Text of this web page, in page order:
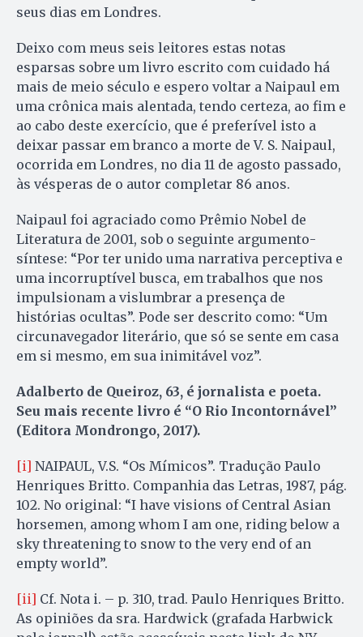
seus dias em Londres.
Deixo com meus seis leitores estas notas
esparsas sobre um livro escrito com cuidado há
mais de meio século e espero voltar a Naipaul em
uma crônica mais alentada, tendo certeza, ao fim e
ao cabo deste exercício, que é preferível isto a
deixar passar em branco a morte de V. S. Naipaul,
ocorrida em Londres, no dia 11 de agosto passado,
às vésperas de o autor completar 86 anos.
Naipaul foi agraciado como Prêmio Nobel de
Literatura de 2001, sob o seguinte argumento-
síntese: “Por ter unido uma narrativa perceptiva e
uma incorruptível busca, em trabalhos que nos
impulsionam a vislumbrar a presença de
histórias ocultas”. Pode ser descrito como: “Um
circunavegador literário, que só se sente em casa
em si mesmo, em sua inimitável voz”.
Adalberto de Queiroz, 63, é jornalista e poeta.
Seu mais recente livro é “O Rio Incontornável”
(Editora Mondrongo, 2017).
[i] NAIPAUL, V.S. “Os Mímicos”. Tradução Paulo
Henriques Britto. Companhia das Letras, 1987, pág.
102. No original: “I have visions of Central Asian
horsemen, among whom I am one, riding below a
sky threatening to snow to the very end of an
empty world”.
[ii] Cf. Nota i. – p. 310, trad. Paulo Henriques Britto.
As opiniões da sra. Hardwick (grafada Harbwick